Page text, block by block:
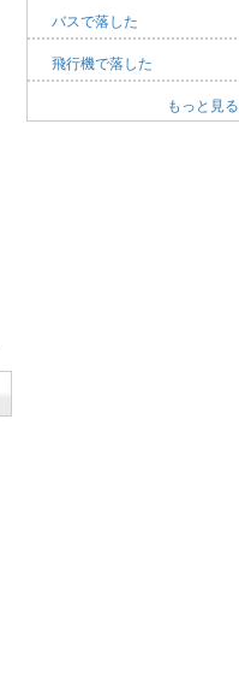
バスで落した
飛行機で落した
もっと見る